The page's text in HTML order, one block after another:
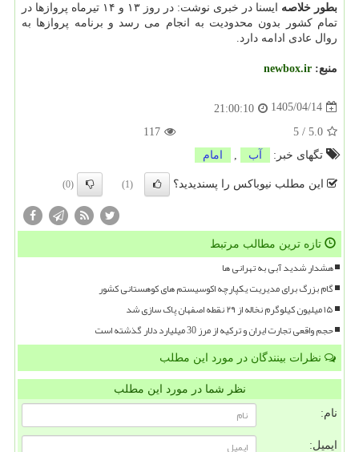
بطور خلاصه
ایسنا در خبری نوشت: در روز ۱۳ و ۱۴ تیرماه پروازها در
تمام کشور بدون محدودیت به انجام می رسد و برنامه پروازها به
روال عادی ادامه دارد.
منبع: newbox.ir
1405/04/14
21:00:10
5.0
/
5
117
تگهای خبر:
آب امام
این مطلب نیوباکس را پسندیدید؟ (1)
(0)
تازه ترین مطالب مرتبط
هشدار شدید آبی به تهرانی ها
گام بزرگ برای مدیریت یکپارچه اکوسیستم های کوهستانی کشور
۱۵ میلیون کیلوگرم نخاله از ۲۹ نقطه اصفهان پاک سازی شد
حجم واقعی تجارت ایران و ترکیه از مرز 30 میلیارد دلار گذشته است
نظرات بینندگان در مورد این مطلب
نظر شما در مورد این مطلب
نام:
ایمیل: